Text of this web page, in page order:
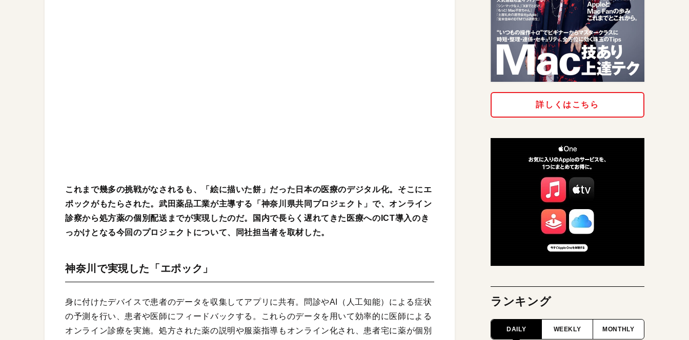
これまで幾多の挑戦がなされるも、「絵に描いた餅」だった日本の医療のデジタル化。そこにエ
ポックがもたらされた。武田薬品工業が主導する「神奈川県共同プロジェクト」で、オンライン
診察から処方薬の個別配送までが実現したのだ。国内で長らく遅れてきた医療へのICT導入のき
っかけとなる今回のプロジェクトについて、同社担当者を取材した。
神奈川で実現した「エポック」
身に付けたデバイスで患者のデータを収集してアプリに共有。問診やAI（人工知能）による症状
の予測を行い、患者や医師にフィードバックする。これらのデータを用いて効率的に医師による
オンライン診療を実施。処方された薬の説明や服薬指導もオンライン化され、患者宅に薬が個別
詳しくはこちら
ランキング
DAILY WEEKLY MONTHLY